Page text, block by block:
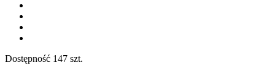
Dostępność 147 szt.